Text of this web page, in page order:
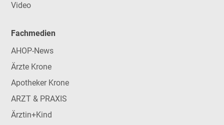
Video
Fachmedien
AHOP-News
Ärzte Krone
Apotheker Krone
ARZT & PRAXIS
Ärztin+Kind